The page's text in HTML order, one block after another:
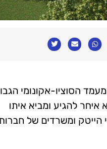
הסוציו-אקונומי
להגיע ומביא איתו
הייטק ומשרדים של